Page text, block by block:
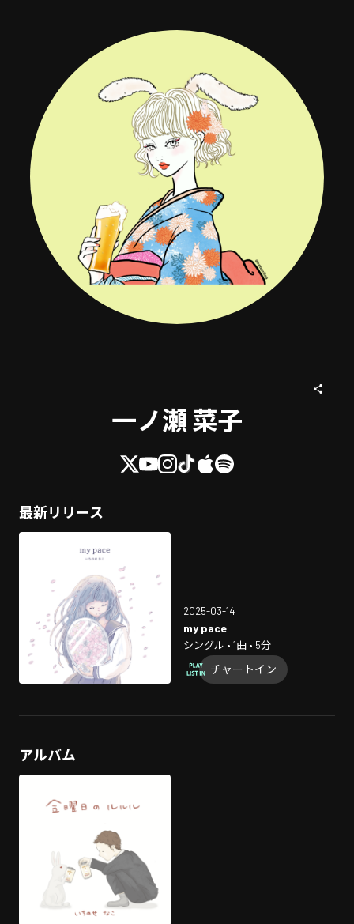
一ノ瀬 菜子
最新リリース
2025-03-14
my pace
シングル • 1曲 • 5分
チャートイン
アルバム